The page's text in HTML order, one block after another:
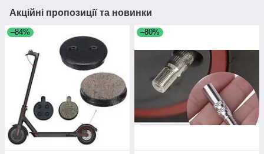
Акційні пропозиції та новинки
–84% –80%